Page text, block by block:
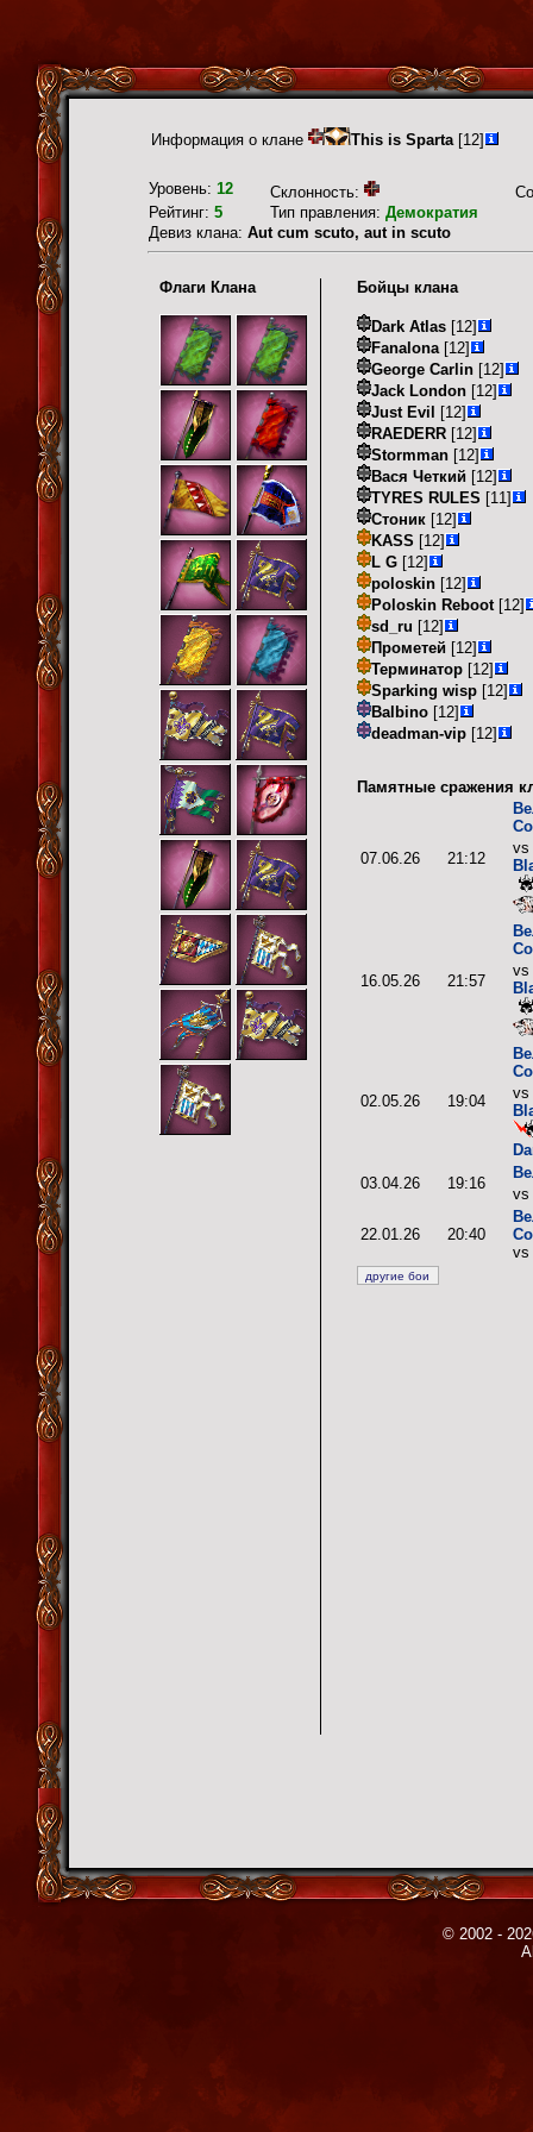
Информация о клане This is Sparta[12]
Уровень: 12 Склонность:
Рейтинг: 5 Тип правления: Демократия
Девиз клана: Aut cum scuto, aut in scuto
Флаги Клана Бойцы клана
Dark Atlas [12]
Fanalona[12]
George Carlin [12]
Jack London [12]
Just Evil
[12]
RAEDERR [12]
Stormman [12]
Вася Четкий [12]
TYRES RULES [11]
Стоник [12]
KASS [12]
L G [12]
poloskin [12]
Poloskin Reboot[12]
sd_ru [12]
Прометей [12]
Терминатор [12]
Sparking wisp [12]
Balbino [12]
deadman-vip [12]
Памятные сражения
07.06.26 21:12
vs
16.05.26 21:57
vs
02.05.26 19:04
vs
03.04.26
19:16
vs
22.01.26 20:40
vs
© 2002 -